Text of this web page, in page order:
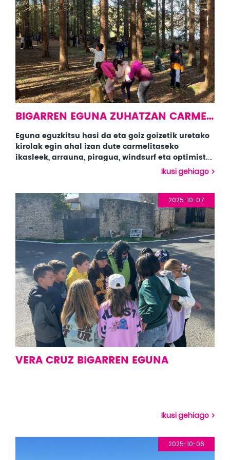
BIGARREN EGUNA ZUHATZAN CARMELITAS ESKOLA
Eguna eguzkitsu hasi da eta goiz goizetik uretako
kirolak egin ahal izan dute carmelitaseko
ikasleek, arrauna, piragua, windsurf eta optimist.
Arratsaldean irla guztia bisitatu dute eta egun
eguzkitsua aprobetxatuz pontoian egon dira
izan dute.
Ikusi gehiago
2025-10-07
VERA CRUZ BIGARREN EGUNA
Ikusi gehiago
2025-10-06